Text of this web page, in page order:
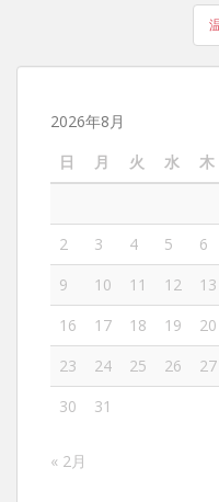
2026年8月
日
月 火 水 木
2
3 4 5 6
9
10 11 12 13
16
17 18 19 20
23
24 25 26 27
30
31
« 2月